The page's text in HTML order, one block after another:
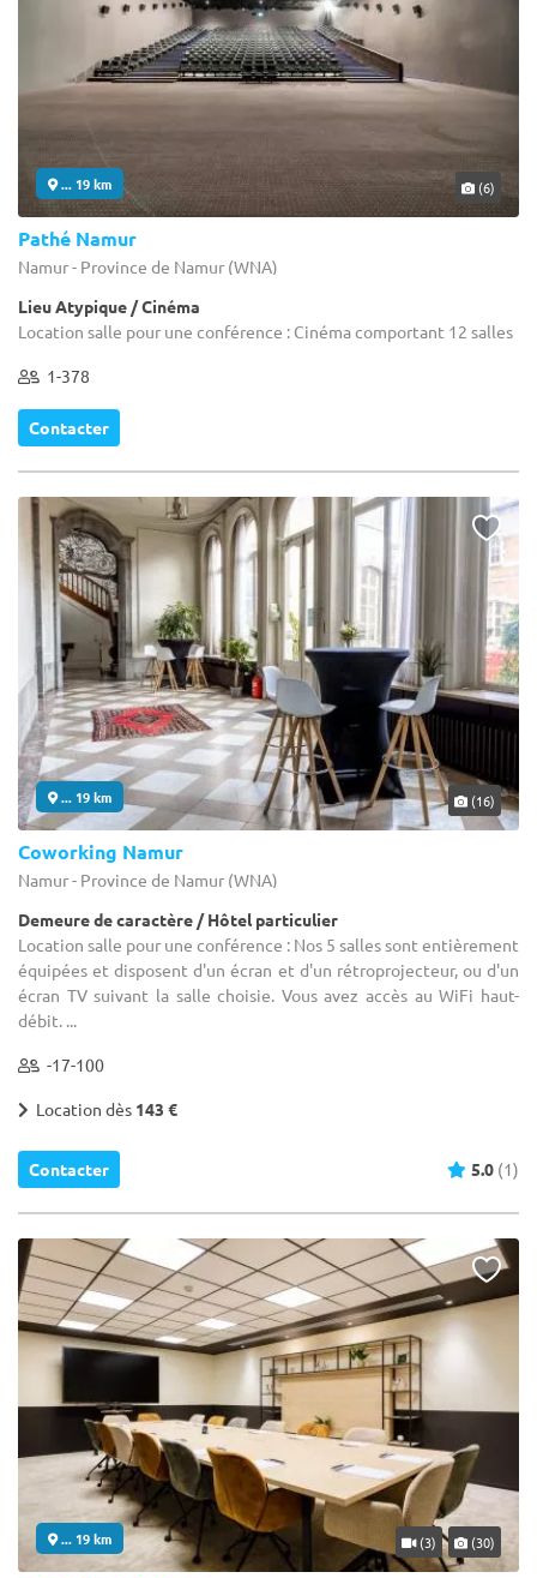
... 19 km (6)
Pathé Namur
Namur - Province de Namur (WNA)
Lieu Atypique / Cinéma
Location salle pour une conférence : Cinéma comportant 12 salles
1-378
Contacter
... 19 km (16)
Coworking Namur
Namur - Province de Namur (WNA)
Demeure de caractère / Hôtel particulier
Location salle pour une conférence : Nos 5 salles sont entièrement
équipées et disposent d'un écran et d'un rétroprojecteur, ou d'un
écran TV suivant la salle choisie. Vous avez accès au WiFi haut-
débit. ...
-17-100
Location dès 143 €
Contacter 5.0 (1)
... 19 km (3) (30)